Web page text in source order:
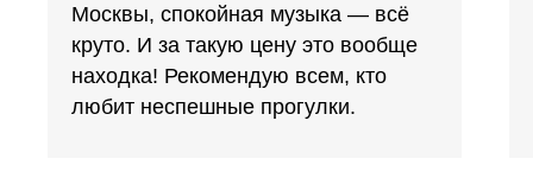
Москвы, спокойная музыка — всё
круто. И за такую цену это вообще
находка! Рекомендую всем, кто
любит неспешные прогулки.